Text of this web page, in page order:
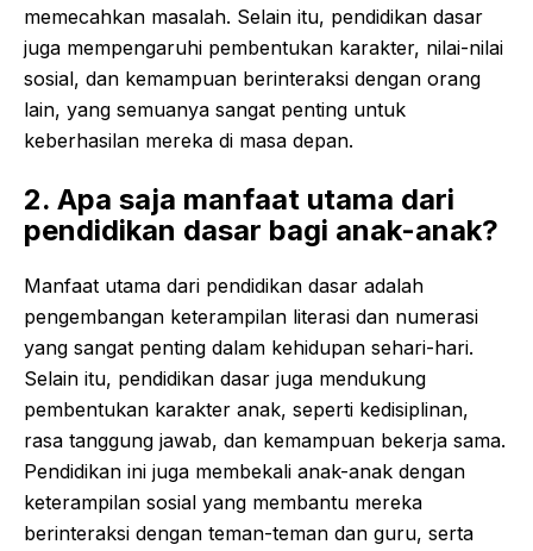
memecahkan masalah. Selain itu, pendidikan dasar
juga mempengaruhi pembentukan karakter, nilai-nilai
sosial, dan kemampuan berinteraksi dengan orang
lain, yang semuanya sangat penting untuk
keberhasilan mereka di masa depan.
2. Apa saja manfaat utama dari
pendidikan dasar bagi anak-anak?
Manfaat utama dari pendidikan dasar adalah
pengembangan keterampilan literasi dan numerasi
yang sangat penting dalam kehidupan sehari-hari.
Selain itu, pendidikan dasar juga mendukung
pembentukan karakter anak, seperti kedisiplinan,
rasa tanggung jawab, dan kemampuan bekerja sama.
Pendidikan ini juga membekali anak-anak dengan
keterampilan sosial yang membantu mereka
berinteraksi dengan teman-teman dan guru, serta